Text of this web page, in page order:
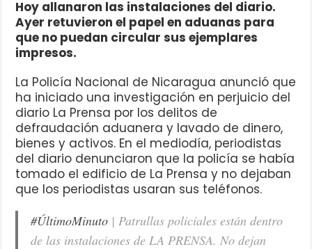
Hoy allanaron las instalaciones del diario.
Ayer retuvieron el papel en aduanas para
que no puedan circular sus ejemplares
impresos.
La Policía Nacional de Nicaragua anunció que
ha iniciado una investigación en perjuicio del
diario La Prensa por los delitos de
defraudación aduanera y lavado de dinero,
bienes y activos. En el mediodía, periodistas
del diario denunciaron que la policía se había
tomado el edificio de La Prensa y no dejaban
que los periodistas usaran sus teléfonos.
#ÚltimoMinuto | Patrullas policiales están dentro
de las instalaciones de LA PRENSA. No dejan